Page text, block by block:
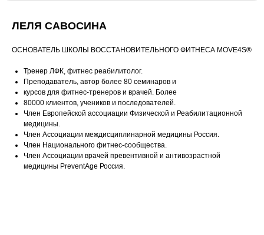
ЛЕЛЯ САВОСИНА
ОСНОВАТЕЛЬ ШКОЛЫ ВОССТАНОВИТЕЛЬНОГО ФИТНЕСА MOVE4S®
Тренер ЛФК, фитнес реабилитолог.
Преподаватель, автор более 80 семинаров и
курсов для фитнес-тренеров и врачей. Более
80000 клиентов, учеников и последователей.
Член Европейской ассоциации Физической и Реабилитационной
медицины.
Член Ассоциации междисциплинарной медицины Россия.
Член Национального фитнес-сообщества.
Член Ассоциации врачей превентивной и антивозрастной
медицины PreventAge Россия.